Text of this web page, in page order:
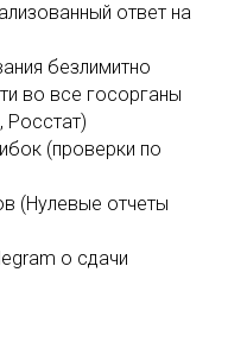
ответ на
безлимитно
во все госорганы
(проверки по
(Нулевые отчеты
о сдачи